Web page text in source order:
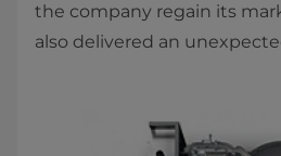
the company regain its
also delivered an